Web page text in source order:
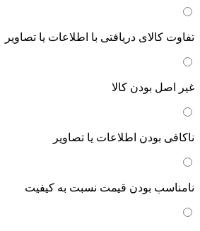
تفاوت کالای دریافتی با اطلاعات یا تصاویر
غیر اصل بودن کالا
ناکافی بودن اطلاعات یا تصاویر
نامناسب بودن قیمت نسبت به کیفیت